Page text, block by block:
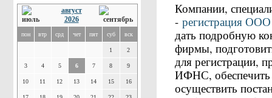
август
2026
пон втр срд чет пят суб вск
1 2
3 4 5 6 7 8 9
10 11 12 13 14 15 16
Компании,
- регистрация
дать подробную
фирмы,
для регистрации,
ИФНС, обеспечить
осуществить